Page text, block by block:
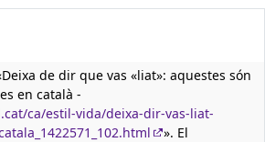
de dir que vas «liat»: aquestes són
en català -
ca/estil-vida/deixa-dir-vas-liat-
». El